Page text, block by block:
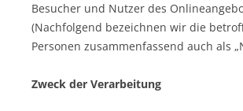
Besucher und Nutzer des
(Nachfolgend bezeichnen wir die
Personen zusammenfassend auch als
Zweck der Verarbeitung